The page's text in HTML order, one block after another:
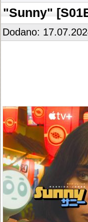
"Sunny"
Dodano: